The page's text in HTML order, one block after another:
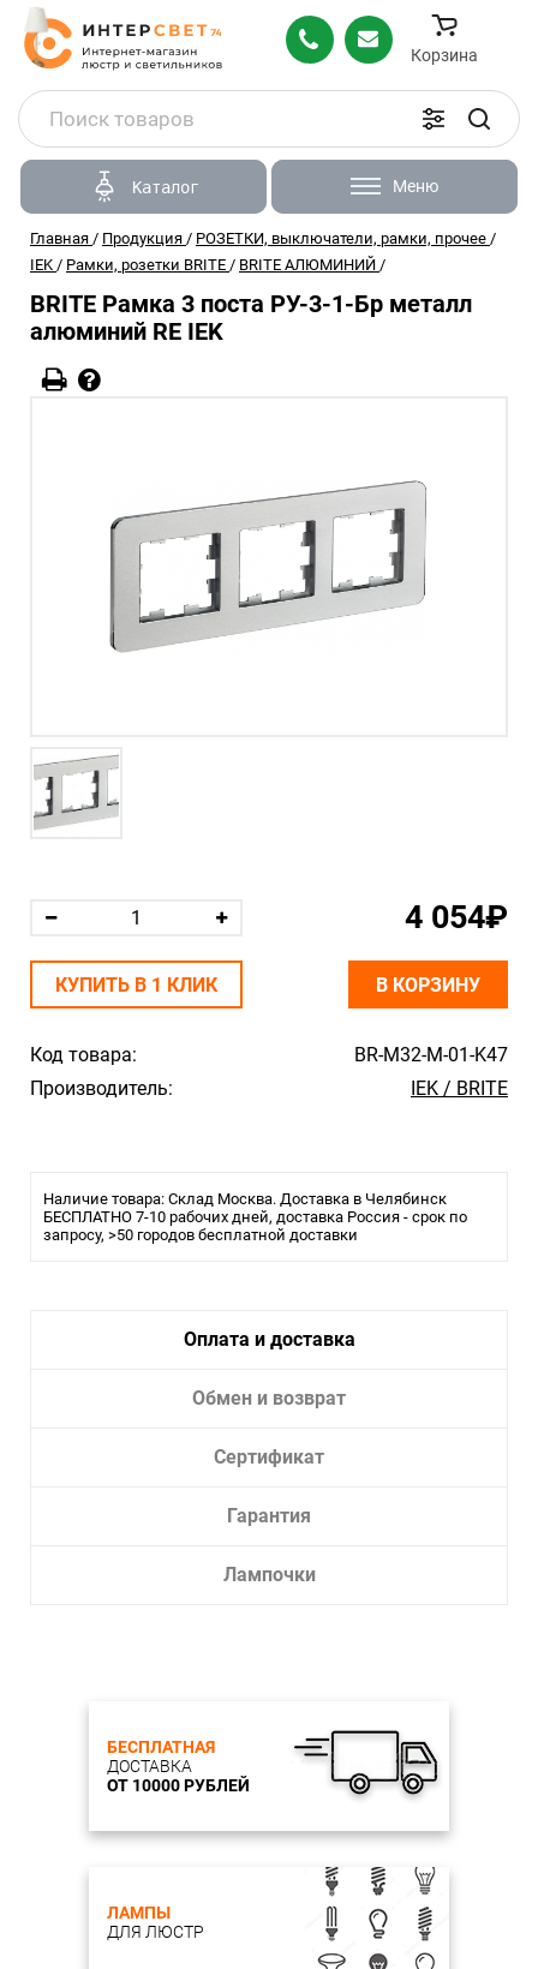
Корзина
Каталог Меню
Главная / Продукция / РОЗЕТКИ, выключатели, рамки, прочее /
IEK / Рамки, розетки BRITE / BRITE АЛЮМИНИЙ /
BRITE Рамка 3 поста РУ-3-1-Бр металл
алюминий RE IEK
Код товара:
BR-M32-M-01-K47
Производитель:
IEK / BRITE
Наличие товара: Склад Москва. Доставка в Челябинск
БЕСПЛАТНО 7-10 рабочих дней, доставка Россия - срок по
запросу, >50 городов бесплатной доставки
4 054₽
КУПИТЬ В 1 КЛИК В КОРЗИНУ
Оплата и доставка
Обмен и возврат
Сертификат
Гарантия
Лампочки
БЕСПЛАТНАЯ
ДОСТАВКА
ОТ 10000 РУБЛЕЙ
ЛАМПЫ
ДЛЯ ЛЮСТР